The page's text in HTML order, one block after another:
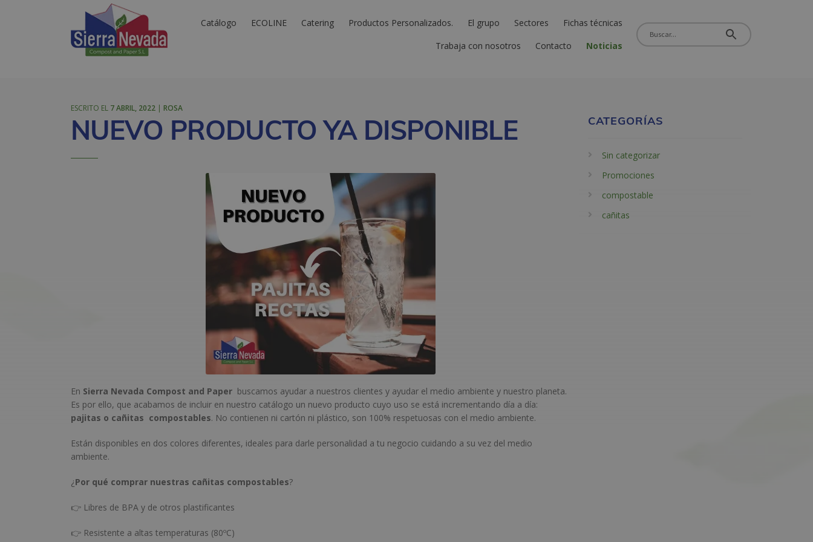
Catálogo ECOLINE Catering Productos Personalizados. El grupo Sectores
Fichas técnicas
Trabaja con nosotros
Contacto Noticias
ESCRITO EL 7 ABRIL, 2022 | ROSA
NUEVO PRODUCTO YA DISPONIBLE
En Sierra Nevada Compost and Paper buscamos ayudar a nuestros clientes y ayudar el medio ambiente y nuestro planeta.
Es por ello, que acabamos de incluir en nuestro catálogo un nuevo producto cuyo uso se está incrementando día a día:
pajitas o cañitas compostables. No contienen ni cartón ni plástico, son 100% respetuosas con el medio ambiente.
Están disponibles en dos colores diferentes, ideales para darle personalidad a tu negocio cuidando a su vez del medio
ambiente.
¿Por qué comprar nuestras cañitas compostables?
👉 Libres de BPA y de otros plastificantes
👉 Resistente a altas temperaturas (80ºC)
CATEGORÍAS
Sin categorizar
Promociones
compostable
cañitas